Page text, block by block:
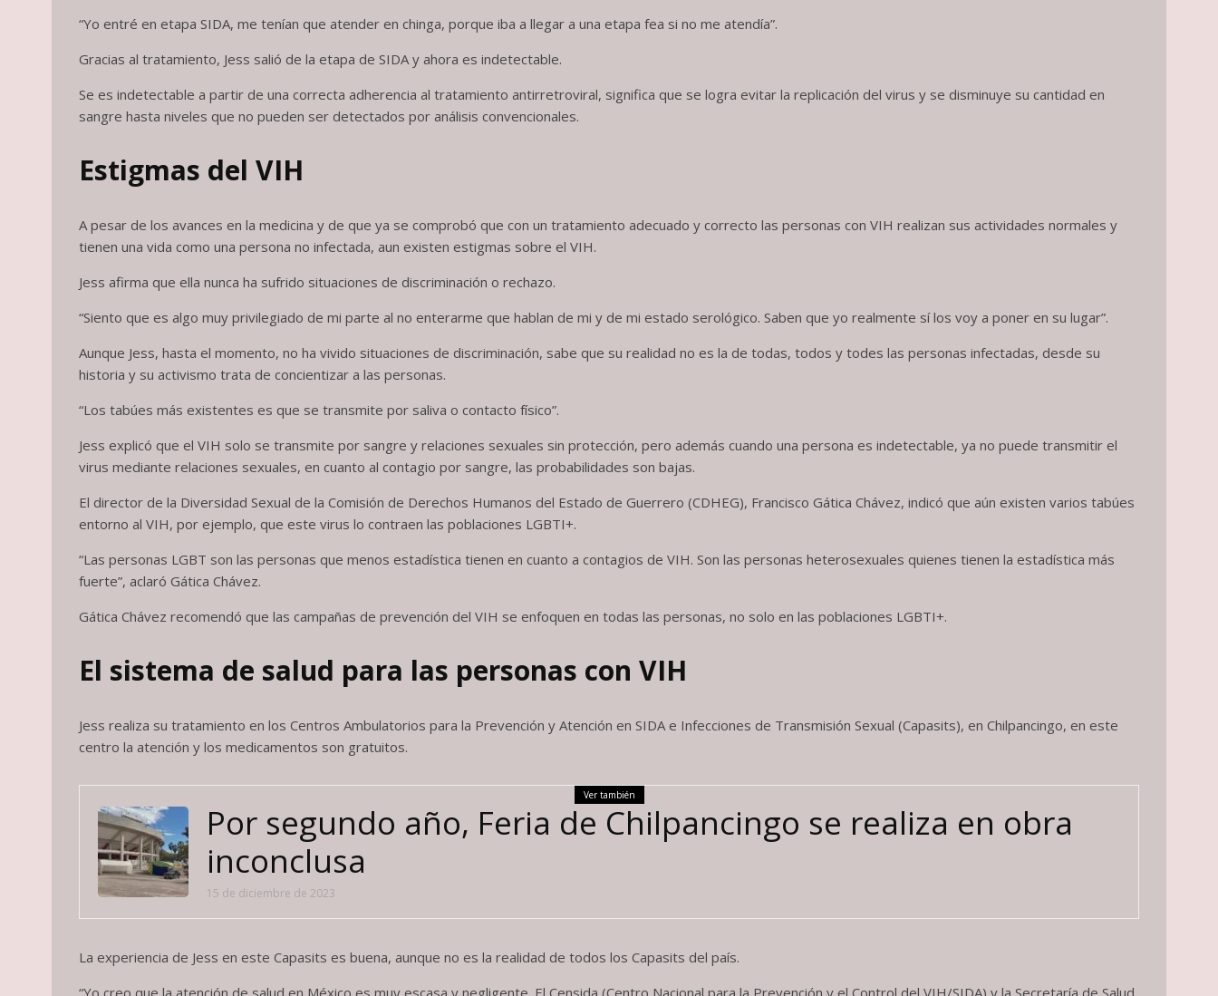
“Yo entré en etapa SIDA, me tenían que atender en chinga, porque iba a llegar a una etapa fea si no me atendía”.
Gracias al tratamiento, Jess salió de la etapa de SIDA y ahora es indetectable.
Se es indetectable a partir de una correcta adherencia al tratamiento antirretroviral, significa que se logra evitar la replicación del virus y se disminuye su cantidad en
sangre hasta niveles que no pueden ser detectados por análisis convencionales.
Estigmas del VIH
A pesar de los avances en la medicina y de que ya se comprobó que con un tratamiento adecuado y correcto las personas con VIH realizan sus actividades normales y
tienen una vida como una persona no infectada, aun existen estigmas sobre el VIH.
Jess afirma que ella nunca ha sufrido situaciones de discriminación o rechazo.
“Siento que es algo muy privilegiado de mi parte al no enterarme que hablan de mi y de mi estado serológico. Saben que yo realmente sí los voy a poner en su lugar”.
Aunque Jess, hasta el momento, no ha vivido situaciones de discriminación, sabe que su realidad no es la de todas, todos y todes las personas infectadas, desde su
historia y su activismo trata de concientizar a las personas.
“Los tabúes más existentes es que se transmite por saliva o contacto físico”.
Jess explicó que el VIH solo se transmite por sangre y relaciones sexuales sin protección, pero además cuando una persona es indetectable, ya no puede transmitir el
virus mediante relaciones sexuales, en cuanto al contagio por sangre, las probabilidades son bajas.
El director de la Diversidad Sexual de la Comisión de Derechos Humanos del Estado de Guerrero (CDHEG), Francisco Gática Chávez, indicó que aún existen varios tabúes
entorno al VIH, por ejemplo, que este virus lo contraen las poblaciones LGBTI+.
“Las personas LGBT son las personas que menos estadística tienen en cuanto a contagios de VIH. Son las personas heterosexuales quienes tienen la estadística más
fuerte”, aclaró Gática Chávez.
Gática Chávez recomendó que las campañas de prevención del VIH se enfoquen en todas las personas, no solo en las poblaciones LGBTI+.
El sistema de salud para las personas con VIH
Jess realiza su tratamiento en los Centros Ambulatorios para la Prevención y Atención en SIDA e Infecciones de Transmisión Sexual (Capasits), en Chilpancingo, en este
centro la atención y los medicamentos son gratuitos.
Ver también
Por segundo año, Feria de Chilpancingo se realiza en obra
inconclusa
15 de diciembre de 2023
La experiencia de Jess en este Capasits es buena, aunque no es la realidad de todos los Capasits del país.